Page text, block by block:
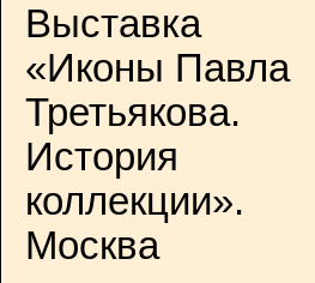
Выставка
«Иконы Павла
Третьякова.
История
коллекции».
Москва